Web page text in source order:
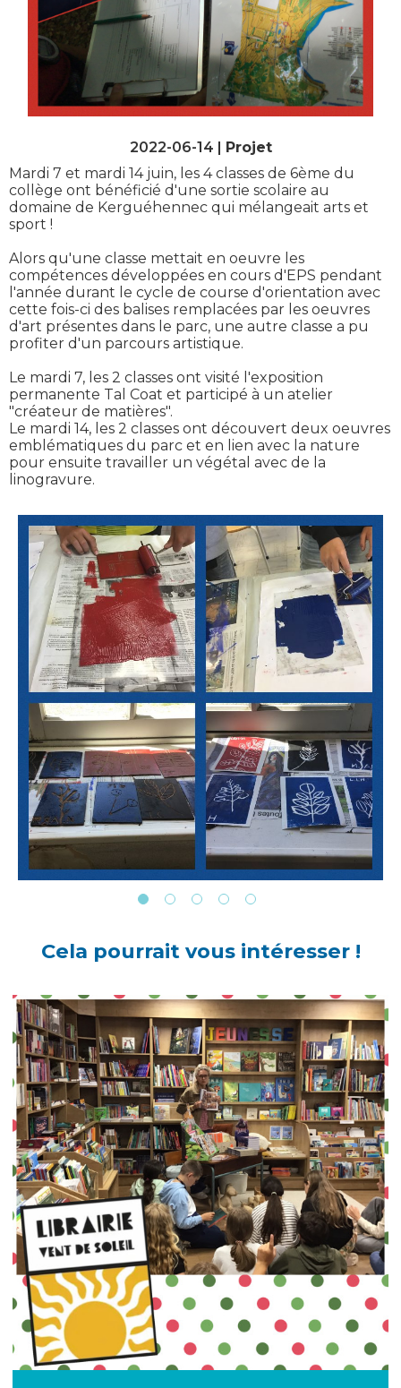
2022-06-14 | Projet
Mardi 7 et mardi 14 juin, les 4 classes de 6ème du
collège ont bénéficié d'une sortie scolaire au
domaine de Kerguéhennec qui mélangeait arts et
sport !
Alors qu'une classe mettait en oeuvre les
compétences développées en cours d'EPS pendant
l'année durant le cycle de course d'orientation avec
cette fois-ci des balises remplacées par les oeuvres
d'art présentes dans le parc, une autre classe a pu
profiter d'un parcours artistique.
Le mardi 7, les 2 classes ont visité l'exposition
permanente Tal Coat et participé à un atelier
"créateur de matières".
Le mardi 14, les 2 classes ont découvert deux oeuvres
emblématiques du parc et en lien avec la nature
pour ensuite travailler un végétal avec de la
linogravure.
Cela pourrait vous intéresser !